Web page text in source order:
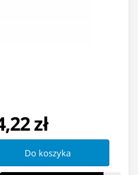
zł
Do koszyka